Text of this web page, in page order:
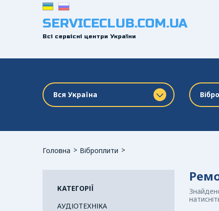
SERVICECLUB.COM.UA
Всі сервісні центри України
Вся Україна
Головна Віброплити
КАТЕГОРІЇ
АУДІОТЕХНІКА